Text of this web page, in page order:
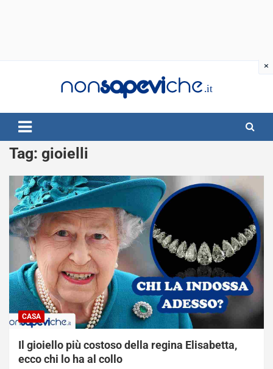
Tag: gioielli
CASA
Il gioiello più costoso della regina Elisabetta,
ecco chi lo ha al collo